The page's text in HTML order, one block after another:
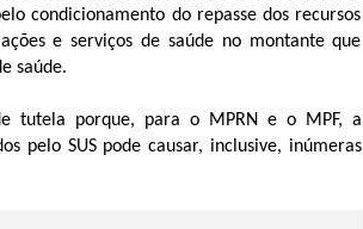
condicionamento do repasse dos recursos
e serviços de saúde no montante que
saúde.
tutela porque, para o MPRN e o MPF, a
pelo SUS pode causar, inclusive, inúmeras